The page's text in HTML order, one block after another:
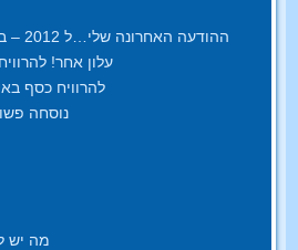
ההודעה האחרונה שלי…ל 2012 – ברוכים הבאים 2013! :-)
עלון אחר!
להרוויח כסף
נוסחה
מה יש